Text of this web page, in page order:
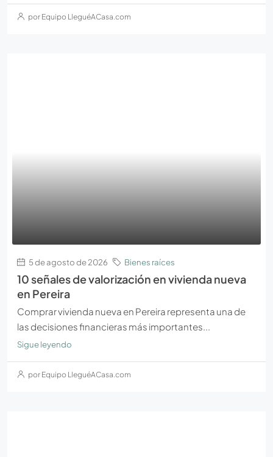
por Equipo LleguéACasa.com
5 de agosto de 2026 Bienes raíces
10 señales de valorización en vivienda nueva
en Pereira
Comprar vivienda nueva en Pereira representa una de
las decisiones financieras más importantes...
Sigue leyendo
por Equipo LleguéACasa.com